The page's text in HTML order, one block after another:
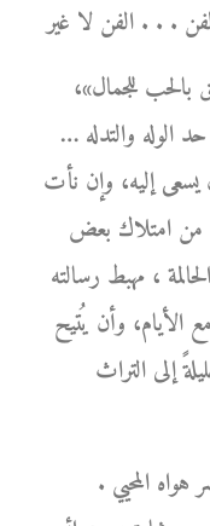
للجمال»،
الوله والتدله …
إليه، وإن نأت
من امتلاك بعض
، مهبط رسالته
الأيام، وأن يُتيح
إلى التراث
المحيي .